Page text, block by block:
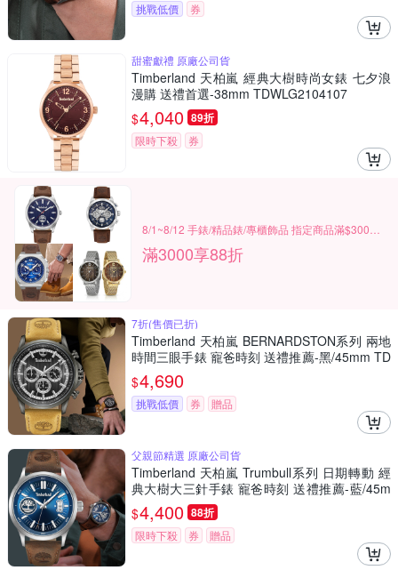
挑戰低價 券
甜蜜獻禮 原廠公司貨
Timberland 天柏嵐 經典大樹時尚女錶 七夕浪
漫購 送禮首選-38mm TDWLG2104107
$4,040 89折
限時下殺 券
滿3000享88折
7折(售價已折)
Timberland 天柏嵐 BERNARDSTON系列 兩地
時間三眼手錶 寵爸時刻 送禮推薦-黑/45mm TD
WGF0054603
$4,690
挑戰低價 券 贈品
父親節精選 原廠公司貨
Timberland 天柏嵐 Trumbull系列 日期轉動 經
典大樹大三針手錶 寵爸時刻 送禮推薦-藍/45m
m TDWGB0041005
$4,400 88折
限時下殺 券 贈品